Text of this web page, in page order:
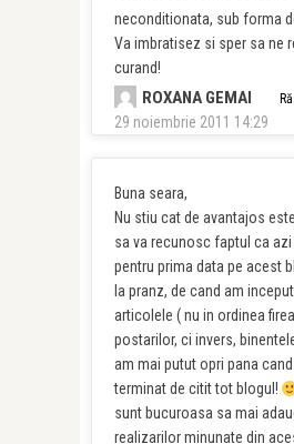
neconditionata, sub forma
Va imbratisez si sper sa ne
curand!
ROXANA GEMAI
29 noiembrie 2011 14:29
Buna seara,
Nu stiu cat de avantajos
sa va recunosc faptul ca
pentru prima data pe acest
la pranz, de cand am
articolele ( nu in ordinea
postarilor, ci invers,
am mai putut opri pana
terminat de citit tot blogul!
sunt bucuroasa sa mai
realizarilor minunate din